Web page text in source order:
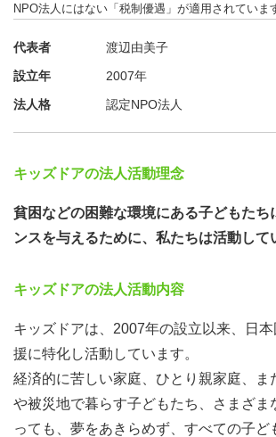
② キッズドアからの連絡、いただいた
の対応
個人情報につきましては、当法人「個人
NPO法人にはない「税制優遇」が適用されていま
代表者
渡辺由美子
設立年
2007年
法人格
認定NPO法人
キッズドアの法人活動理念
貧困などの困難な環境にある子どもたち
ンスを与えるために、私たちは活動して
キッズドアの法人活動内容
キッズドアは、2007年の設立以来、日
援に特化し活動しています。
経済的に苦しい家庭、ひとり親家庭、ま
や被災地で暮らす子どもたち、さまざま
っても、夢をあきらめず、すべての子ど